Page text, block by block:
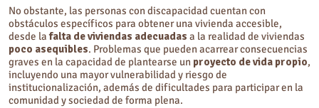
No obstante, las personas con discapacidad cuentan con
obstáculos específicos para obtener una vivienda accesible,
desde lafalta de viviendas adecuadas a la realidad de viviendas
poco asequibles. Problemas que pueden acarrear consecuencias
graves en la capacidad de plantearse un proyecto de vida propio,
incluyendo una mayor vulnerabilidad y riesgo de
institucionalización, además de dificultades para participar en la
comunidad y sociedad de forma plena.